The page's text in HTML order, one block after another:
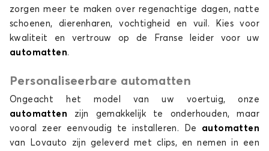
Automatten voor LEAPMOTOR T03
zorgen meer te maken over regenachtige dagen, natte
schoenen, dierenharen, vochtigheid en vuil. Kies voor
kwaliteit en vertrouw op de Franse leider voor uw
automatten.
Personaliseerbare automatten
Ongeacht het model van uw voertuig, onze
automatten zijn gemakkelijk te onderhouden, maar
vooral zeer eenvoudig te installeren. De automatten
van Lovauto zijn geleverd met clips, en nemen in een